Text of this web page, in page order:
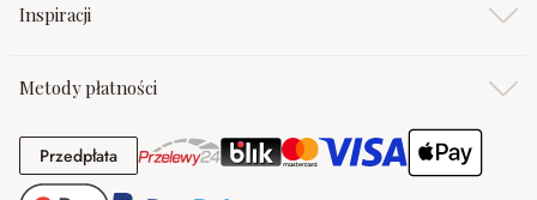
Inspiracji
Metody płatności
PrzedpłataPrzedpłata